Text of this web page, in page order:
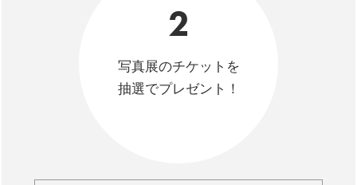
2
写真展のチケットを
抽選でプレゼント！